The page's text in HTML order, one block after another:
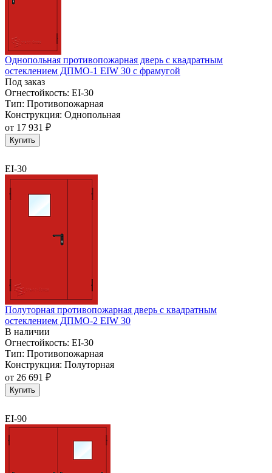
Однопольная противопожарная дверь с квадратным
остеклением ДПМО-1 EIW 30 с фрамугой
Под заказ
Огнестойкость: EI-30
Тип: Противопожарная
Конструкция: Однопольная
от 17 931 ₽
Купить
EI-30
Полуторная противопожарная дверь с квадратным
остеклением ДПМО-2 EIW 30
В наличии
Огнестойкость: EI-30
Тип: Противопожарная
Конструкция: Полуторная
от 26 691 ₽
Купить
EI-90